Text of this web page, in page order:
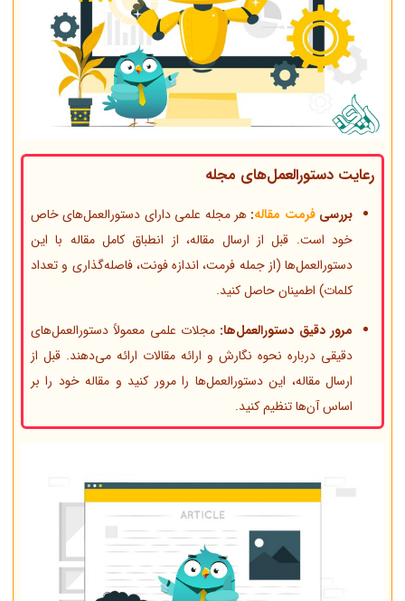
رعایت دستورالعمل‌های مجله
بررسیفرمت مقاله: هر مجله علمی دارای دستورالعمل‌های خاص
خود است. قبل از ارسال مقاله، از انطباق کامل مقاله با این
دستورالعمل‌ها (از جمله فرمت، اندازه فونت، فاصله‌گذاری و تعداد
کلمات) اطمینان حاصل کنید.
مرور دقیق دستورالعمل‌ها: مجلات علمی معمولاً دستورالعمل‌های
دقیقی درباره نحوه نگارش و ارائه مقالات ارائه می‌دهند. قبل از
ارسال مقاله، این دستورالعمل‌ها را مرور کنید و مقاله خود را بر
اساس آن‌ها تنظیم کنید.